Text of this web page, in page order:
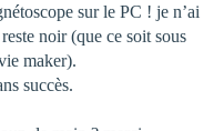
sur le PC ! je n’ai
noir (que ce soit sous
maker).
succès.